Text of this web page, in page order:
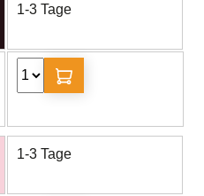
1-3 Tage
1-3 Tage